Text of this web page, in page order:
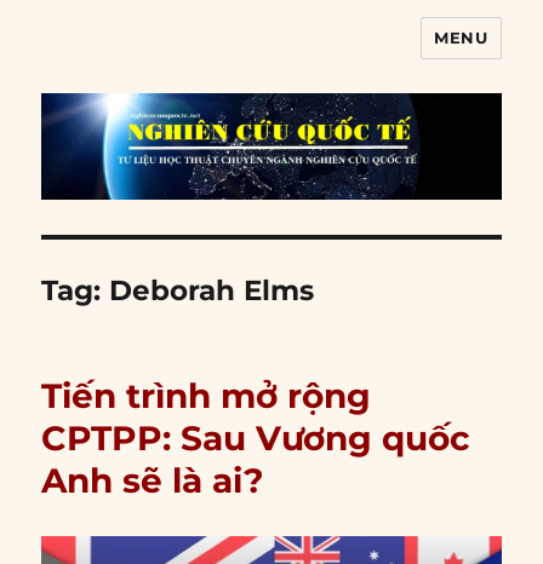
MENU
Tag: Deborah Elms
Tiến trình mở rộng
CPTPP: Sau Vương quốc
Anh sẽ là ai?